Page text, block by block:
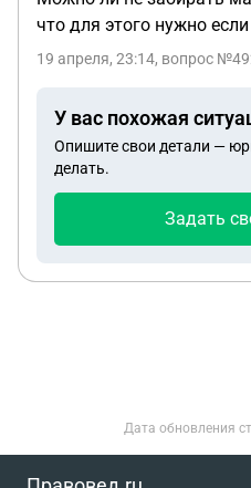
что для этого нужно
19 апреля, 23:14, вопрос
У вас похожая
Опишите свои детали —
делать.
Задать
Дата обновления